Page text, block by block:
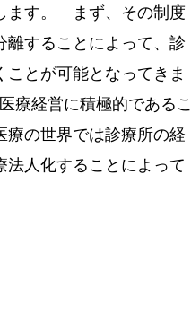
ます。 まず、その制度
することによって、診
とが可能となってきま
経営に積極的であるこ
の世界では診療所の経
人化することによって